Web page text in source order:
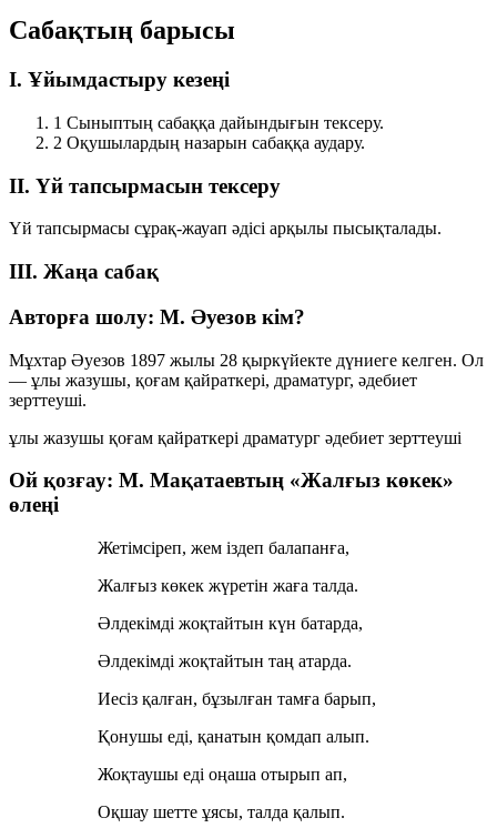
Сабақтың барысы
I. Ұйымдастыру кезеңі
1 Сыныптың сабаққа дайындығын тексеру.
2 Оқушылардың назарын сабаққа аудару.
II. Үй тапсырмасын тексеру
Үй тапсырмасы сұрақ-жауап әдісі арқылы пысықталады.
III. Жаңа сабақ
Авторға шолу: М. Әуезов кім?
Мұхтар Әуезов 1897 жылы 28 қыркүйекте дүниеге келген. Ол
— ұлы жазушы, қоғам қайраткері, драматург, әдебиет
зерттеуші.
ұлы жазушы қоғам қайраткері драматург әдебиет зерттеуші
Ой қозғау: М. Мақатаевтың «Жалғыз көкек»
өлеңі
Жетімсіреп, жем іздеп балапанға,
Жалғыз көкек жүретін жаға талда.
Әлдекімді жоқтайтын күн батарда,
Әлдекімді жоқтайтын таң атарда.
Иесіз қалған, бұзылған тамға барып,
Қонушы еді, қанатын қомдап алып.
Жоқтаушы еді оңаша отырып ап,
Оқшау шетте ұясы, талда қалып.